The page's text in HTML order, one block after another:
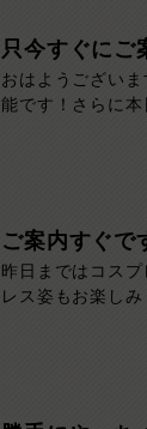
な気配りや穏やか
のもの。お仕事は
しさも、今しか
す。会話の引き
奪われること間
しみやすさを兼
出勤…12:00～
只今すぐにご
おはようござい
能です！さらに本
もここで癒され
ご案内すぐで
昨日まではコス
レス姿もお楽し